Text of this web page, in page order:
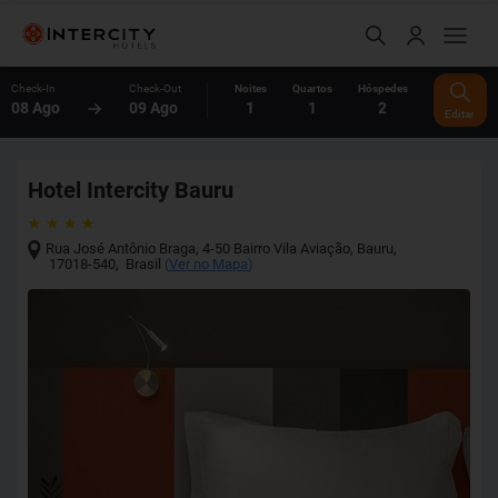
Check-In
08 Ago
Check-Out
09 Ago
Noites
1
Quartos
1
Hóspedes
2 Editar
Hotel Intercity Bauru
Rua José Antônio Braga, 4-50 Bairro Vila Aviação, Bauru,
17018-540, Brasil (Ver no Mapa)